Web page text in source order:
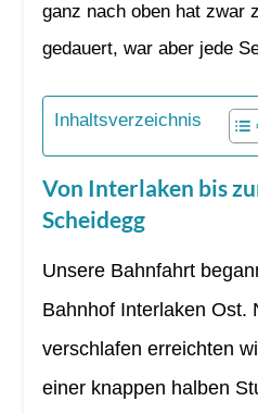
ganz nach oben hat zwar
gedauert, war aber jede
Inhaltsverzeichnis
Von Interlaken bis
Scheidegg
Unsere Bahnfahrt
Bahnhof Interlaken Ost.
verschlafen erreichten
einer knappen halben